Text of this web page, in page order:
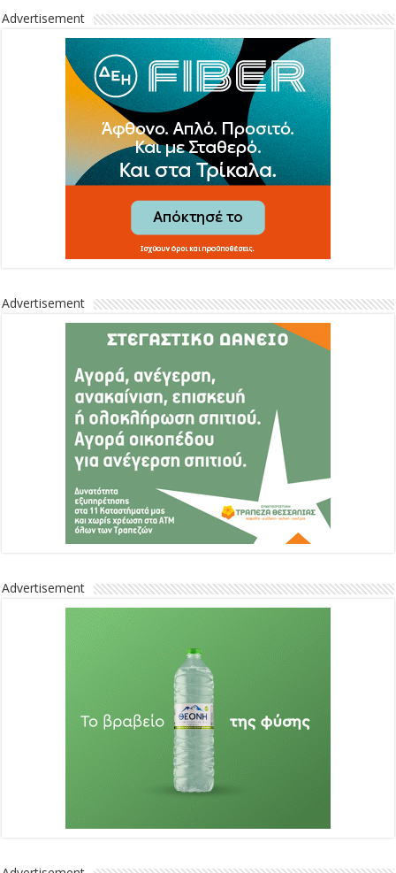
Advertisement
Advertisement
Advertisement